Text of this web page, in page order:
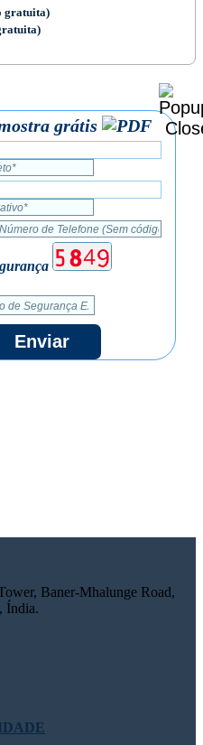
gratuita)
grátis
Enviar
Baner-Mhalunge Road,
Índia.